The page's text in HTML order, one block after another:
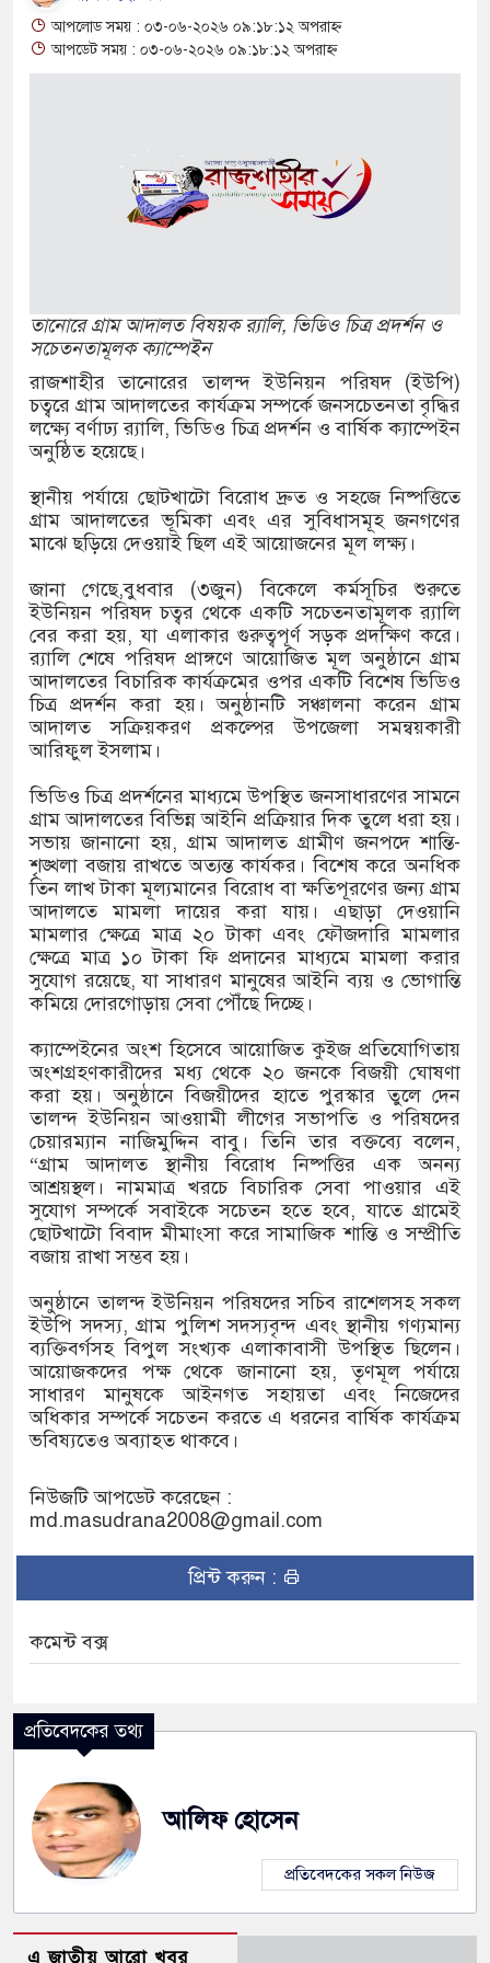
বোতল স্ক্যাফসহ নারী মাদক কারবারি গ্রেপ্তার
সবুজ ও নিরাপদ নগরী হিসেবে গড়ে তুলতে
প্রদান
অভিযানে মাদক কারবারী গ্রেপ্তার, ৬
ইয়াবা ও গাঁজাসহ ৬ মাদক কারবারি
উচ্ছেদ বন্ধের দাবিতে রাজশাহীতে মানববন্ধন
মৃত বেড়ে ৯৫, ক্ষতিগ্রস্ত ১১ লাখ মানুষ
আপলোড সময় : ০৩-০৬-২০২৬ ০৯:১৮:১২ অপরাহ্ন
আপডেট সময় : ০৩-০৬-২০২৬ ০৯:১৮:১২ অপরাহ্ন
তানোরে গ্রাম আদালত বিষয়ক র‍্যালি, ভিডিও চিত্র প্রদর্শন ও
সচেতনতামূলক ক্যাম্পেইন
রাজশাহীর তানোরের তালন্দ ইউনিয়ন পরিষদ (ইউপি)
চত্বরে গ্রাম আদালতের কার্যক্রম সম্পর্কে জনসচেতনতা বৃদ্ধির
লক্ষ্যে বর্ণাঢ্য র‍্যালি, ভিডিও চিত্র প্রদর্শন ও বার্ষিক ক্যাম্পেইন
অনুষ্ঠিত হয়েছে।
স্থানীয় পর্যায়ে ছোটখাটো বিরোধ দ্রুত ও সহজে নিষ্পত্তিতে
গ্রাম আদালতের ভূমিকা এবং এর সুবিধাসমূহ জনগণের
মাঝে ছড়িয়ে দেওয়াই ছিল এই আয়োজনের মূল লক্ষ্য।
জানা গেছে,বুধবার (৩জুন) বিকেলে ​কর্মসূচির শুরুতে
ইউনিয়ন পরিষদ চত্বর থেকে একটি সচেতনতামূলক র‍্যালি
বের করা হয়, যা এলাকার গুরুত্বপূর্ণ সড়ক প্রদক্ষিণ করে।
র‍্যালি শেষে পরিষদ প্রাঙ্গণে আয়োজিত মূল অনুষ্ঠানে গ্রাম
আদালতের বিচারিক কার্যক্রমের ওপর একটি বিশেষ ভিডিও
চিত্র প্রদর্শন করা হয়। অনুষ্ঠানটি সঞ্চালনা করেন গ্রাম
আদালত সক্রিয়করণ প্রকল্পের উপজেলা সমন্বয়কারী
আরিফুল ইসলাম।
ভিডিও চিত্র প্রদর্শনের মাধ্যমে উপস্থিত জনসাধারণের সামনে
গ্রাম আদালতের বিভিন্ন আইনি প্রক্রিয়ার দিক তুলে ধরা হয়।
সভায় জানানো হয়, গ্রাম আদালত গ্রামীণ জনপদে শান্তি-
শৃঙ্খলা বজায় রাখতে অত্যন্ত কার্যকর। বিশেষ করে অনধিক
তিন লাখ টাকা মূল্যমানের বিরোধ বা ক্ষতিপূরণের জন্য গ্রাম
আদালতে মামলা দায়ের করা যায়। এছাড়া দেওয়ানি
মামলার ক্ষেত্রে মাত্র ২০ টাকা এবং ফৌজদারি মামলার
ক্ষেত্রে মাত্র ১০ টাকা ফি প্রদানের মাধ্যমে মামলা করার
সুযোগ রয়েছে, যা সাধারণ মানুষের আইনি ব্যয় ও ভোগান্তি
কমিয়ে দোরগোড়ায় সেবা পৌঁছে দিচ্ছে।
ক্যাম্পেইনের অংশ হিসেবে আয়োজিত কুইজ প্রতিযোগিতায়
অংশগ্রহণকারীদের মধ্য থেকে ২০ জনকে বিজয়ী ঘোষণা
করা হয়। অনুষ্ঠানে বিজয়ীদের হাতে পুরস্কার তুলে দেন
তালন্দ ইউনিয়ন আওয়ামী লীগের সভাপতি ও পরিষদের
চেয়ারম্যান নাজিমুদ্দিন বাবু। তিনি তার বক্তব্যে বলেন,
“গ্রাম আদালত স্থানীয় বিরোধ নিষ্পত্তির এক অনন্য
আশ্রয়স্থল। নামমাত্র খরচে বিচারিক সেবা পাওয়ার এই
সুযোগ সম্পর্কে সবাইকে সচেতন হতে হবে, যাতে গ্রামেই
ছোটখাটো বিবাদ মীমাংসা করে সামাজিক শান্তি ও সম্প্রীতি
বজায় রাখা সম্ভব হয়।
অনুষ্ঠানে তালন্দ ইউনিয়ন পরিষদের সচিব রাশেলসহ সকল
ইউপি সদস্য, গ্রাম পুলিশ সদস্যবৃন্দ এবং স্থানীয় গণ্যমান্য
ব্যক্তিবর্গসহ বিপুল সংখ্যক এলাকাবাসী উপস্থিত ছিলেন।
আয়োজকদের পক্ষ থেকে জানানো হয়, তৃণমূল পর্যায়ে
সাধারণ মানুষকে আইনগত সহায়তা এবং নিজেদের
অধিকার সম্পর্কে সচেতন করতে এ ধরনের বার্ষিক কার্যক্রম
ভবিষ্যতেও অব্যাহত থাকবে।
নিউজটি আপডেট করেছেন :
md.masudrana2008@gmail.com
প্রিন্ট করুন :
কমেন্ট বক্স
প্রতিবেদকের তথ্য
আলিফ হোসেন
প্রতিবেদকের সকল নিউজ
এ জাতীয় আরো খবর